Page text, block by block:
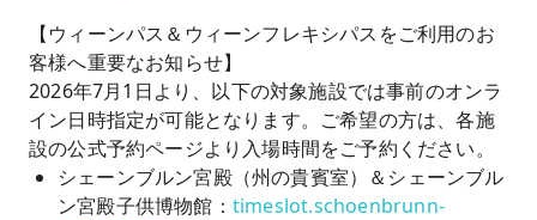
【ウィーンパス＆ウィーンフレキシパスをご利用のお
客様へ重要なお知らせ】
2026年7月1日より、以下の対象施設では事前のオンラ
イン日時指定が可能となります。ご希望の方は、各施
設の公式予約ページより入場時間をご予約ください。
シェーンブルン宮殿（州の貴賓室）＆シェーンブル
ン宮殿子供博物館： timeslot.schoenbrunn-